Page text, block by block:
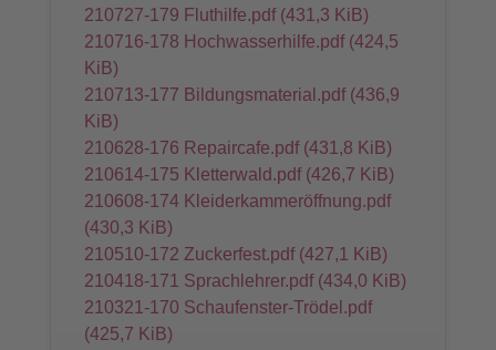
210727-179 Fluthilfe.pdf (431,3 KiB)
210716-178 Hochwasserhilfe.pdf (424,5
KiB)
210713-177 Bildungsmaterial.pdf (436,9
KiB)
210628-176 Repaircafe.pdf (431,8 KiB)
210614-175 Kletterwald.pdf (426,7 KiB)
210608-174 Kleiderkammeröffnung.pdf
(430,3 KiB)
210510-172 Zuckerfest.pdf (427,1 KiB)
210418-171 Sprachlehrer.pdf (434,0 KiB)
210321-170 Schaufenster-Trödel.pdf
(425,7 KiB)